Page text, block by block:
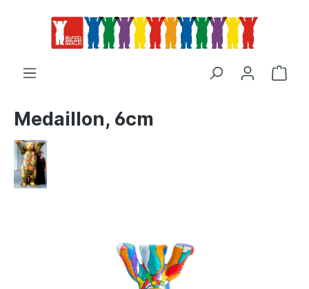
Medaillon, 6cm